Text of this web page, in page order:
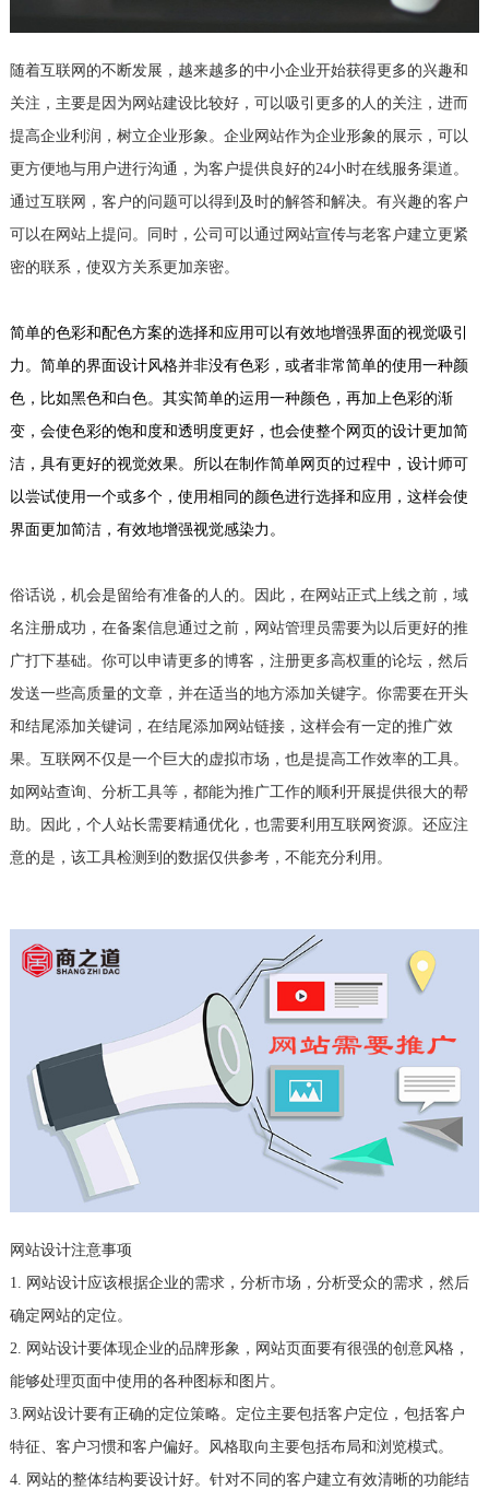
随着互联网的不断发展，越来越多的中小企业开始获得更多的兴趣和
关注，主要是因为网站建设比较好，可以吸引更多的人的关注，进而
提高企业利润，树立企业形象。企业网站作为企业形象的展示，可以
更方便地与用户进行沟通，为客户提供良好的24小时在线服务渠道。
通过互联网，客户的问题可以得到及时的解答和解决。有兴趣的客户
可以在网站上提问。同时，公司可以通过网站宣传与老客户建立更紧
密的联系，使双方关系更加亲密。
简单的色彩和配色方案的选择和应用可以有效地增强界面的视觉吸引
力。简单的界面设计风格并非没有色彩，或者非常简单的使用一种颜
色，比如黑色和白色。其实简单的运用一种颜色，再加上色彩的渐
变，会使色彩的饱和度和透明度更好，也会使整个网页的设计更加简
洁，具有更好的视觉效果。所以在制作简单网页的过程中，设计师可
以尝试使用一个或多个，使用相同的颜色进行选择和应用，这样会使
界面更加简洁，有效地增强视觉感染力。
俗话说，机会是留给有准备的人的。因此，在网站正式上线之前，域
名注册成功，在备案信息通过之前，网站管理员需要为以后更好的推
广打下基础。你可以申请更多的博客，注册更多高权重的论坛，然后
发送一些高质量的文章，并在适当的地方添加关键字。你需要在开头
和结尾添加关键词，在结尾添加网站链接，这样会有一定的推广效
果。互联网不仅是一个巨大的虚拟市场，也是提高工作效率的工具。
如网站查询、分析工具等，都能为推广工作的顺利开展提供很大的帮
助。因此，个人站长需要精通优化，也需要利用互联网资源。还应注
意的是，该工具检测到的数据仅供参考，不能充分利用。
网站设计注意事项
1. 网站设计应该根据企业的需求，分析市场，分析受众的需求，然后
确定网站的定位。
2. 网站设计要体现企业的品牌形象，网站页面要有很强的创意风格，
能够处理页面中使用的各种图标和图片。
3.网站设计要有正确的定位策略。定位主要包括客户定位，包括客户
特征、客户习惯和客户偏好。风格取向主要包括布局和浏览模式。
4. 网站的整体结构要设计好。针对不同的客户建立有效清晰的功能结